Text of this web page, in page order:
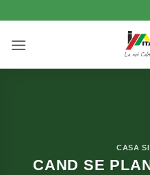
content
CASA
CAND SE